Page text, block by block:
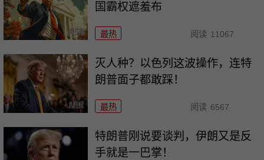
国霸权遮羞布
最热 阅读 11067
灭人种？以色列这波操作，连特
朗普面子都敢踩！
最热 阅读 6567
特朗普刚说要谈判，伊朗又是反
手就是一巴掌！